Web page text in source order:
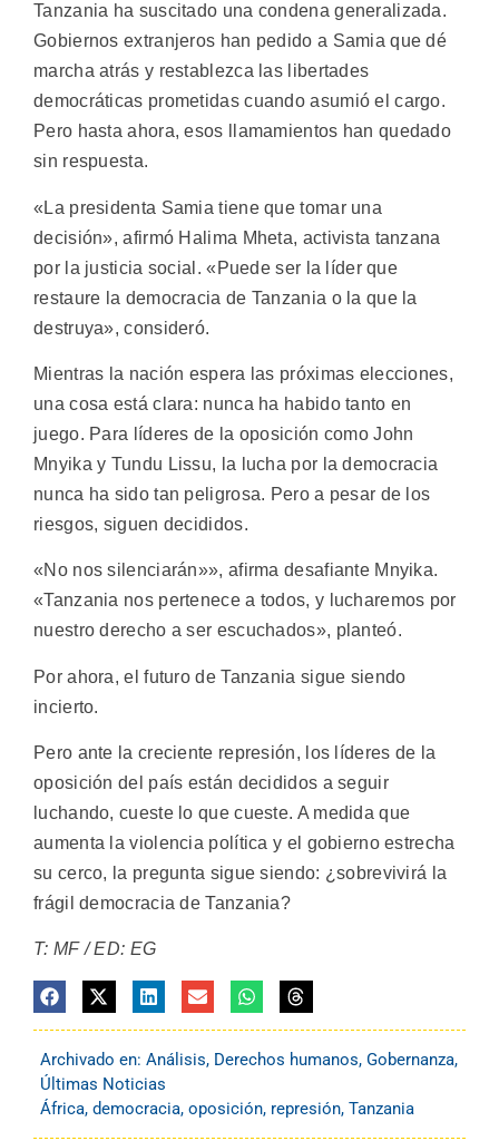
Tanzania ha suscitado una condena generalizada.
Gobiernos extranjeros han pedido a Samia que dé
marcha atrás y restablezca las libertades
democráticas prometidas cuando asumió el cargo.
Pero hasta ahora, esos llamamientos han quedado
sin respuesta.
«La presidenta Samia tiene que tomar una
decisión», afirmó Halima Mheta, activista tanzana
por la justicia social. «Puede ser la líder que
restaure la democracia de Tanzania o la que la
destruya», consideró.
Mientras la nación espera las próximas elecciones,
una cosa está clara: nunca ha habido tanto en
juego. Para líderes de la oposición como John
Mnyika y Tundu Lissu, la lucha por la democracia
nunca ha sido tan peligrosa. Pero a pesar de los
riesgos, siguen decididos.
«No nos silenciarán»», afirma desafiante Mnyika.
«Tanzania nos pertenece a todos, y lucharemos por
nuestro derecho a ser escuchados», planteó.
Por ahora, el futuro de Tanzania sigue siendo
incierto.
Pero ante la creciente represión, los líderes de la
oposición del país están decididos a seguir
luchando, cueste lo que cueste. A medida que
aumenta la violencia política y el gobierno estrecha
su cerco, la pregunta sigue siendo: ¿sobrevivirá la
frágil democracia de Tanzania?
T: MF / ED: EG
Archivado en: Análisis, Derechos humanos, Gobernanza,
Últimas Noticias
África, democracia, oposición, represión, Tanzania